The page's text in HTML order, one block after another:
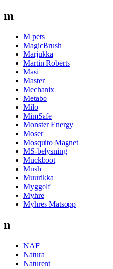
m
M pets
MagicBrush
Marjukka
Martin Roberts
Masi
Master
Mechanix
Metabo
Milo
MimSafe
Monster Energy
Moser
Mosquito Magnet
MS-belysning
Muckboot
Mush
Muurikka
Myggolf
Myhre
Myhres Matsopp
n
NAF
Natura
Naturent